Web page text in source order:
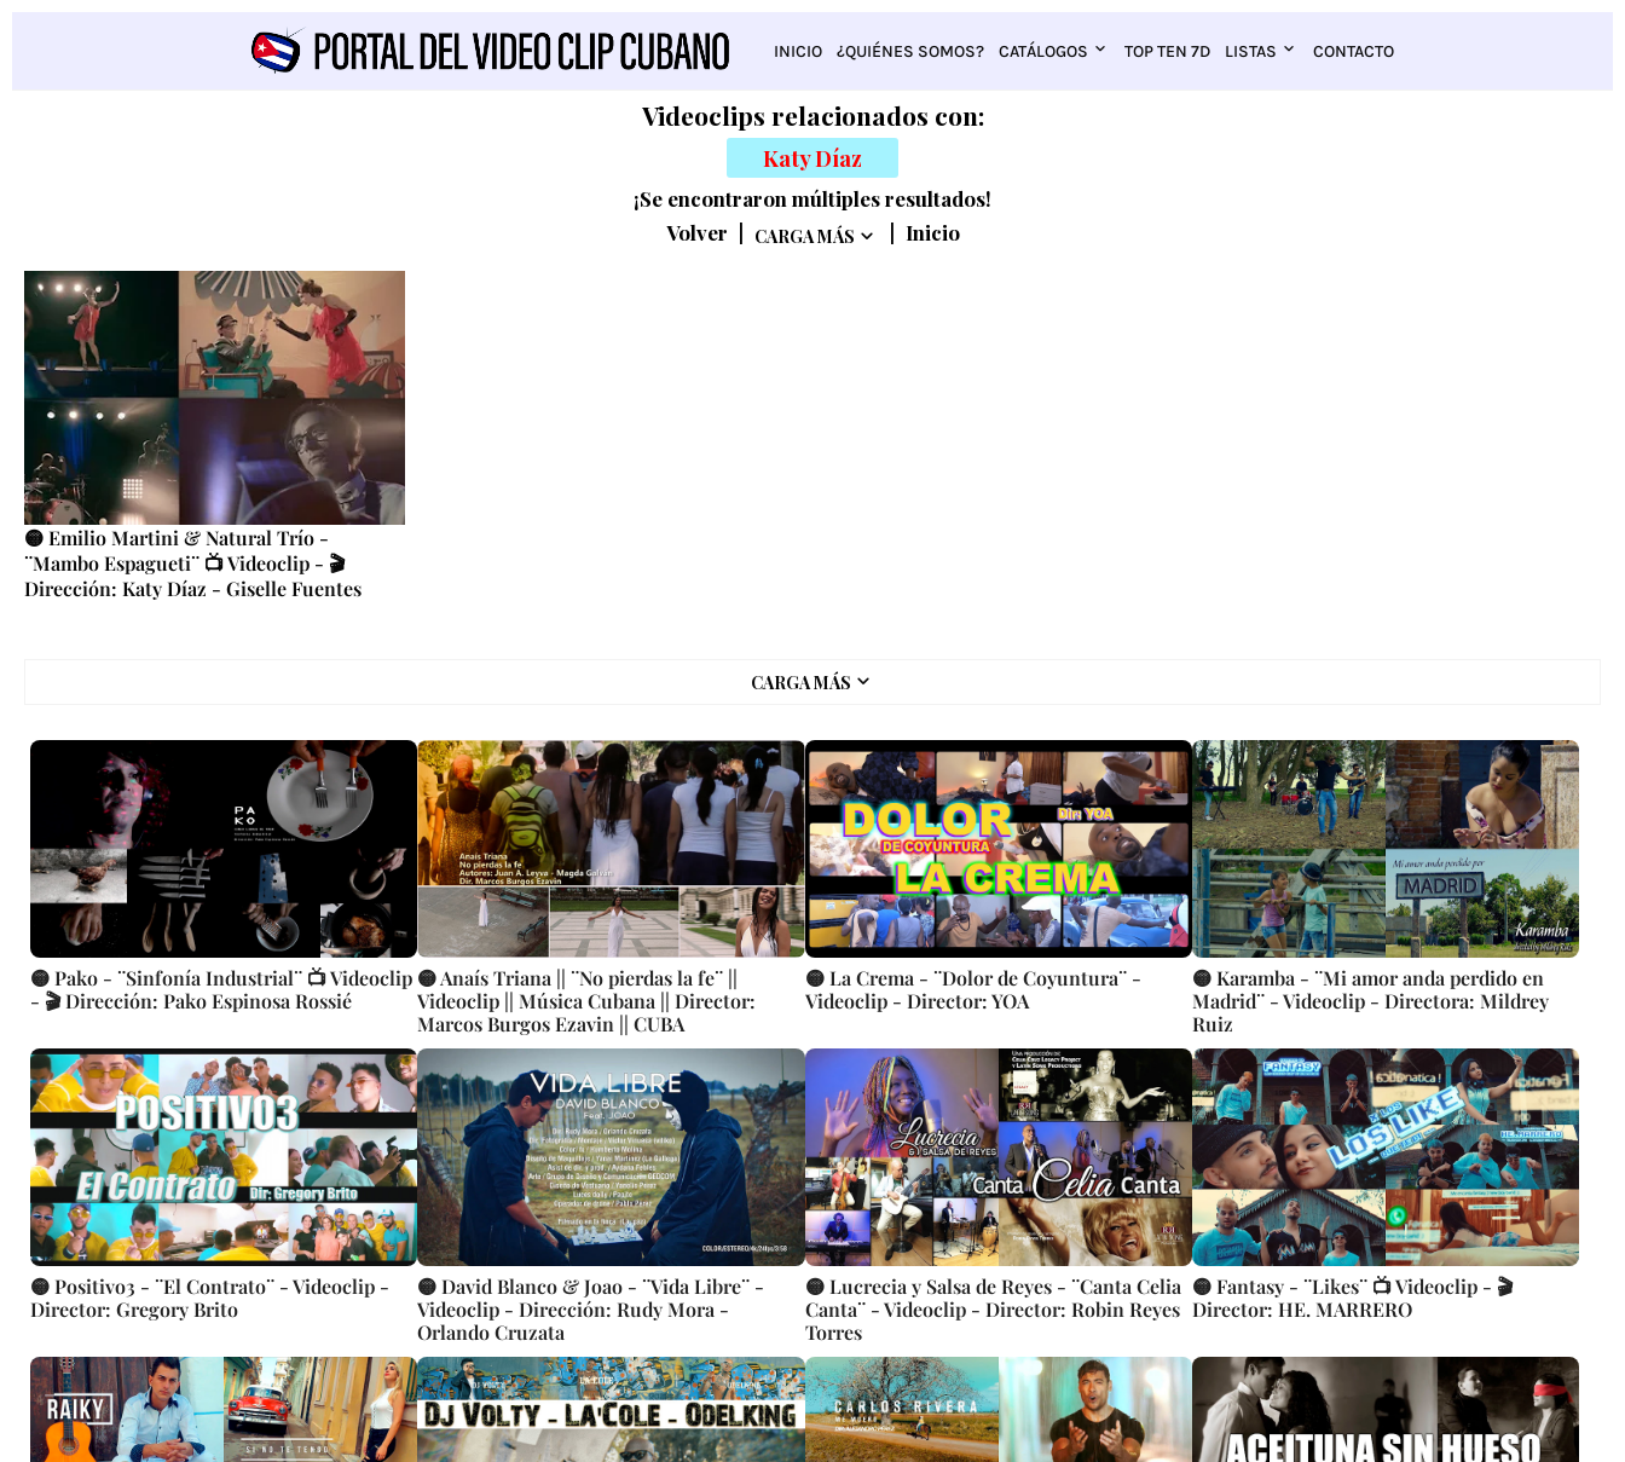
INICIO ¿QUIÉNES SOMOS? CATÁLOGOS TOP TEN 7D LISTAS CONTACTO
Videoclips relacionados con:
Katy Díaz
¡Se encontraron múltiples resultados!
Volver
CARGA MÁS Inicio
🟡 Emilio Martini & Natural Trío -
¨Mambo Espagueti¨ 📺 Videoclip - 🎬
Dirección: Katy Díaz - Giselle Fuentes
CARGA MÁS
🟡 Pako - ¨Sinfonía Industrial¨ 📺 Videoclip
- 🎬 Dirección: Pako Espinosa Rossié
🟡 Anaís Triana || ¨No pierdas la fe¨ ||
Videoclip || Música Cubana || Director:
Marcos Burgos Ezavin || CUBA
🟡 La Crema - ¨Dolor de Coyuntura¨ -
Videoclip - Director: YOA
🟡 Karamba - ¨Mi amor anda perdido en
Madrid¨ - Videoclip - Directora: Mildrey
Ruiz
🟡 Positivo3 - ¨El Contrato¨ - Videoclip -
Director: Gregory Brito
🟡 David Blanco & Joao - ¨Vida Libre¨ -
Videoclip - Dirección: Rudy Mora -
Orlando Cruzata
🟡 Lucrecia y Salsa de Reyes - ¨Canta Celia
Canta¨ - Videoclip - Director: Robin Reyes
Torres
🟡 Fantasy - ¨Likes¨ 📺 Videoclip - 🎬
Director: HE. MARRERO